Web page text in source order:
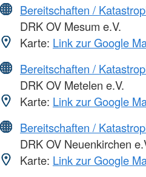
Bereitschaften /
DRK OV Mesum e.V.
Karte: Link zur Google
Bereitschaften /
DRK OV Metelen e.V.
Karte: Link zur Google
Bereitschaften /
DRK OV Neuenkirchen
Karte: Link zur Google